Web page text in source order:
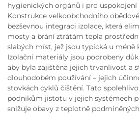
hygienických orgánů i pro uspokojení
Konstrukce velkoobchodního
bezševnou integraci izolace, která
mosty a brání ztrátám tepla
slabých míst, jež jsou typická u méně
Izolační materiály jsou podrobeny
aby byla zajištěna jejich trvanlivost a
dlouhodobém používání – jejich
stovkách cyklů čištění. Tato
podnikům jistotu v jejich systémech
snižuje obavy z teplotně